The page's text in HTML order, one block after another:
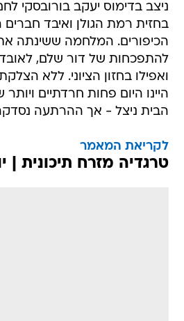
ניצב בדימוס יעקב בורובסקי
בחזית רמת הגולן ואיבד
הכיפורים. המלחמה ששינתה את
להתפכחות של דור שלם,
ואפילו בחזון הציוני. ללא
היינו היום פחות חרדתיים ויותר
הבית ניצל - אך ההרתעה
לקריאת המאמר
טרגדיה מזרח תיכונית |